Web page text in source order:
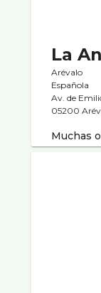
La
Arévalo
Española
Av. de
05200
Muchas